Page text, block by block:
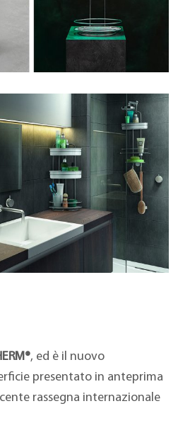
, ed è il nuovo
presentato in anteprima
rassegna internazionale